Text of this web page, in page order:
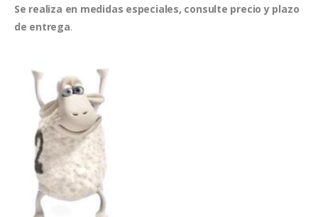
Se realiza en medidas especiales, consulte precio y plazo
de entrega.